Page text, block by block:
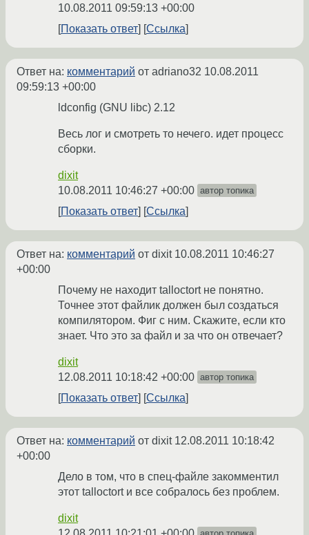
10.08.2011 09:59:13 +00:00
Показать ответ
Ссылка
Ответ на: комментарий от adriano32 10.08.2011
09:59:13 +00:00
ldconfig (GNU libc) 2.12
Весь лог и смотреть то нечего. идет процесс
сборки.
dixit
10.08.2011 10:46:27 +00:00 автор топика
Показать ответ Ссылка
Ответ на: комментарий от dixit 10.08.2011 10:46:27
+00:00
Почему не находит talloctort не понятно.
Точнее этот файлик должен был создаться
компилятором. Фиг с ним. Скажите, если кто
знает. Что это за файл и за что он отвечает?
dixit
12.08.2011 10:18:42 +00:00 автор топика
Показать ответ Ссылка
Ответ на: комментарий от dixit 12.08.2011 10:18:42
+00:00
Дело в том, что в спец-файле закомментил
этот talloctort и все собралось без проблем.
dixit